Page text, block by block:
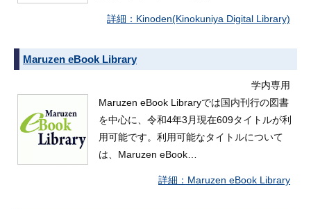
Kinoden(Kinokuniya Digital Library)
Maruzen eBook Library
学内専用
Maruzen eBook Libraryでは国内刊行の図書
を中心に、令和4年3月現在609タイトルが利
用可能です。利用可能なタイトルについて
は、Maruzen eBook…
Maruzen eBook Library